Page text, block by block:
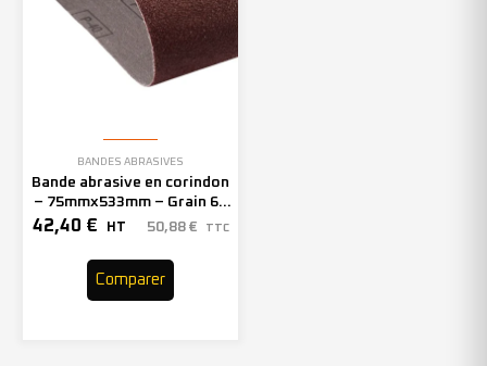
BANDES ABRASIVES
Bande abrasive en corindon
– 75mmx533mm – Grain 60
– 301423 (x20)
42,40 € HT 50,88 € TTC
Comparer